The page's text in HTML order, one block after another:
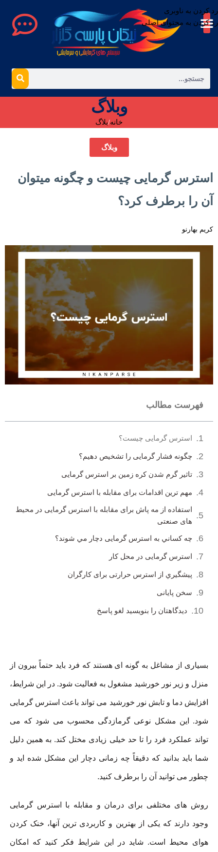
رد کردن به ناوبری
رد کردن به محتوای اصلی
وبلاگ
خانه بلاگ
وبلاگ
استرس گرمایی چیست و چگونه میتوان
آن را برطرف کرد؟
کریم بهارنو
فهرست مطالب
استرس گرمایی چیست؟
چگونه فشار گرمایی را تشخیص دهیم؟
تاثیر گرم شدن کره زمین بر استرس گرمایی
مهم ترین اقدامات برای مقابله با استرس گرمایی
استفاده از مه پاش برای مقابله با استرس گرمایی در محیط
های صنعتی
چه کساني به استرس گرمایی دچار مي شوند؟
استرس گرمایی در محل کار
پيشگيري از استرس حرارتی برای کارگران
سخن پایانی
دیدگاهتان را بنویسید لغو پاسخ
بسیاری از مشاغل به گونه ای هستند که فرد باید حتماً بیرون از
منزل و زیر نور خورشید مشغول به فعالیت شود. در این شرایط،
افزایش دما و تابش نور خورشید می تواند باعث استرس گرمایی
شود. این مشکل نوعی گرمازدگی محسوب می شود که می
تواند عملکرد فرد را تا حد خیلی زیادی مختل کند. به همین دلیل
شما باید بدانید که دقیقاً چه زمانی دچار این مشکل شده اید و
چطور می توانید آن را برطرف کنید.
روش های مختلفی برای درمان و مقابله با استرس گرمایی
وجود دارند که یکی از بهترین و کاربردی ترین آنها، خنک کردن
هوای محیط است. شاید در این شرایط فکر کنید که امکان